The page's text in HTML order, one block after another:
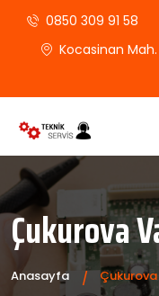
0850 309 91 58
Kocasinan
Çukurova
Anasayfa